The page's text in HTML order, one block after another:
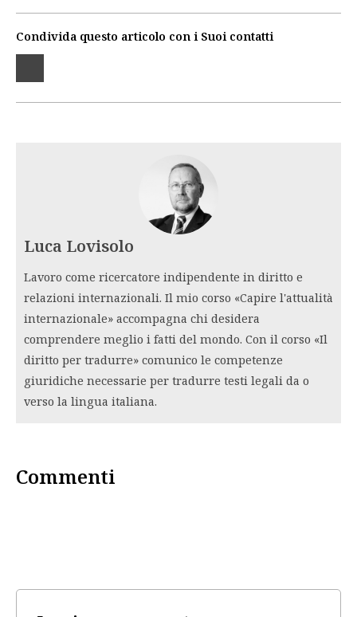
Condivida questo articolo con i Suoi contatti
Luca Lovisolo
Lavoro come ricercatore indipendente in diritto e
relazioni internazionali. Il mio corso «Capire l'attualità
internazionale» accompagna chi desidera
comprendere meglio i fatti del mondo. Con il corso «Il
diritto per tradurre» comunico le competenze
giuridiche necessarie per tradurre testi legali da o
verso la lingua italiana.
Commenti